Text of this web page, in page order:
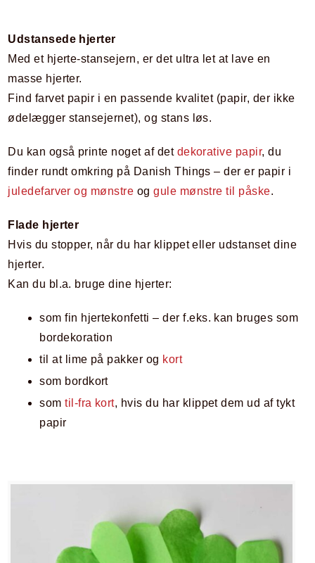
Udstansede hjerter
Med et hjerte-stansejern, er det ultra let at lave en
masse hjerter.
Find farvet papir i en passende kvalitet (papir, der ikke
ødelægger stansejernet), og stans løs.
Du kan også printe noget af det dekorative papir, du
finder rundt omkring på Danish Things – der er papir i
juledefarver og mønstre oggule mønstre til påske.
Flade hjerter
Hvis du stopper, når du har klippet eller udstanset dine
hjerter.
Kan du bl.a. bruge dine hjerter:
som fin hjertekonfetti – der f.eks. kan bruges som
bordekoration
til at lime på pakker og kort
som bordkort
somtil-fra kort, hvis du har klippet dem ud af tykt
papir